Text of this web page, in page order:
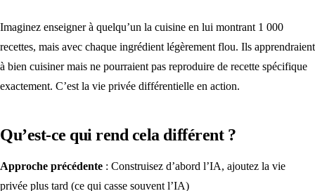
Imaginez enseigner à quelqu’un la cuisine en lui montrant 1 000
recettes, mais avec chaque ingrédient légèrement flou. Ils apprendraient
à bien cuisiner mais ne pourraient pas reproduire de recette spécifique
exactement. C’est la vie privée différentielle en action.
Qu’est-ce qui rend cela différent ?
Approche précédente : Construisez d’abord l’IA, ajoutez la vie
privée plus tard (ce qui casse souvent l’IA)